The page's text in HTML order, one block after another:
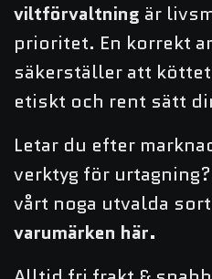
viltförvaltning är
prioritet. En korrekt
säkerställer att
etiskt och rent sätt
Letar du efter
verktyg för
vårt noga utvalda
varumärken här.